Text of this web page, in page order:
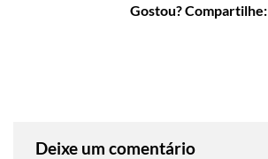
Gostou? Compartilhe:
Deixe um comentário